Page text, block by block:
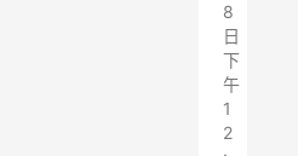
8
日
下
午
1
2